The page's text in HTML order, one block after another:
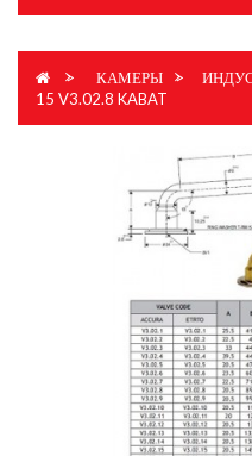
> КАМЕРЫ >
15 V3.02.8 KABAT